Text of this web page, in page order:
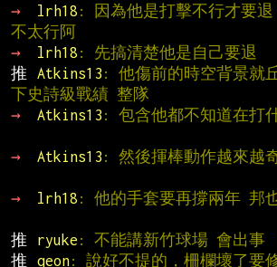
→
lrh18 : 因為他是打擊不行才要
不太行阿
→
lrh18 : 先搞清楚他是自己要退
推
Atkins13 : 他傷前的時空背景就
下史詩級戰績 整隊
→
Atkins13 : 包含他都不知道在打
→
Atkins13 : 然後揮棒動作越來越
→
lrh18 : 他的手套要再撐兩年 邦
推
ryuke : 不能講新竹球場 會出事
推
qeon: 說好不提的，柵欄壞了要